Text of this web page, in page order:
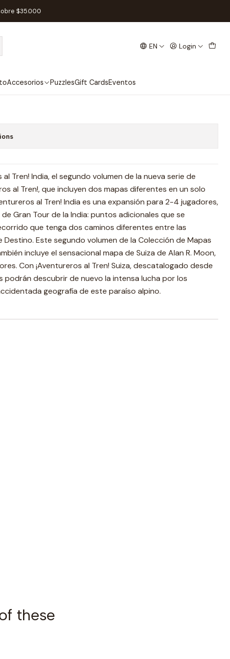
EN Login
Accesorios PuzzlesGift CardsEventos
$35.000
Tren! India - Español
Add to Cart
Tren! India, el segundo volumen de la nueva serie de
al Tren!, que incluyen dos mapas diferentes en un solo
al Tren! India es una expansión para 2-4 jugadores,
Gran Tour de la India: puntos adicionales que se
que tenga dos caminos diferentes entre las
Este segundo volumen de la Colección de Mapas
incluye el sensacional mapa de Suiza de Alan R. Moon,
Con ¡Aventureros al Tren! Suiza, descatalogado desde
podrán descubrir de nuevo la intensa lucha por los
geografía de este paraíso alpino.
these